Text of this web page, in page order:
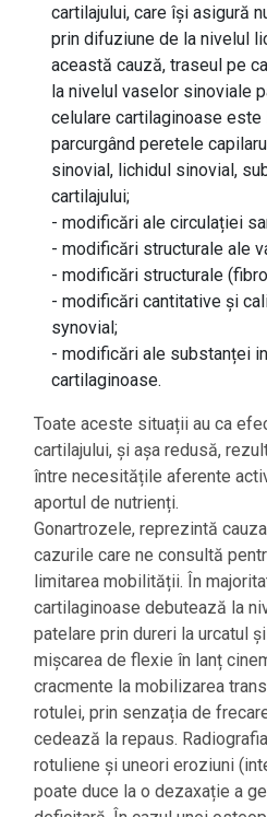
cartilajului, care își asigură
prin difuziune de la nivelul
această cauză, traseul pe
la nivelul vaselor sinoviale
celulare cartilaginoase este
parcurgând peretele
sinovial, lichidul sinovial,
cartilajului;
- modificări ale circulației
- modificări structurale ale
- modificări structurale
- modificări cantitative și
synovial;
- modificări ale substanței
cartilaginoase.
Toate aceste situații au ca
cartilajului, și așa redusă,
între necesitățile aferente
aportul de nutrienți.
Gonartrozele, reprezintă
cazurile care ne consultă
limitarea mobilității. În
cartilaginoase debutează la
patelare prin dureri la urcatul
mișcarea de flexie în lanț
cracmente la mobilizarea
rotulei, prin senzația de
cedează la repaus.
rotuliene și uneori eroziuni
poate duce la o dezaxație a